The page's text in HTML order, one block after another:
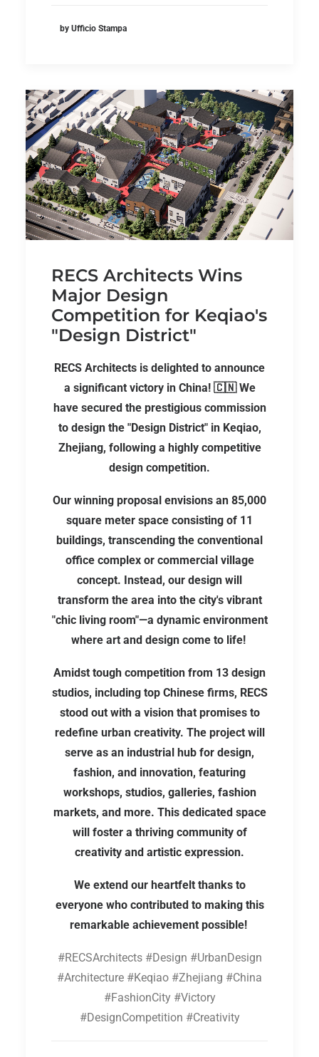
by Ufficio Stampa
RECS Architects Wins
Major Design
Competition for Keqiao's
"Design District"
RECS Architects is delighted to announce
a significant victory in China! 🇨🇳 We
have secured the prestigious commission
to design the "Design District" in Keqiao,
Zhejiang, following a highly competitive
design competition.
Our winning proposal envisions an 85,000
square meter space consisting of 11
buildings, transcending the conventional
office complex or commercial village
concept. Instead, our design will
transform the area into the city's vibrant
"chic living room"—a dynamic environment
where art and design come to life!
Amidst tough competition from 13 design
studios, including top Chinese firms, RECS
stood out with a vision that promises to
redefine urban creativity. The project will
serve as an industrial hub for design,
fashion, and innovation, featuring
workshops, studios, galleries, fashion
markets, and more. This dedicated space
will foster a thriving community of
creativity and artistic expression.
We extend our heartfelt thanks to
everyone who contributed to making this
remarkable achievement possible!
#RECSArchitects #Design #UrbanDesign
#Architecture #Keqiao #Zhejiang #China
#FashionCity #Victory
#DesignCompetition #Creativity